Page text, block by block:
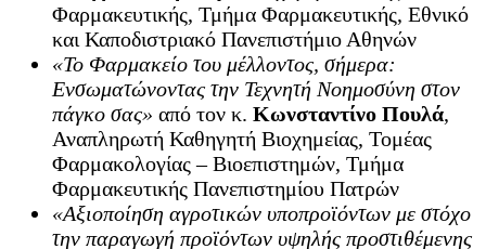
Φαρμακευτικής, Τμήμα Φαρμακευτικής, Εθνικό
και Καποδιστριακό Πανεπιστήμιο Αθηνών
«Το Φαρμακείο του μέλλοντος, σήμερα:
Ενσωματώνοντας την Τεχνητή Νοημοσύνη στον
πάγκο σας» από τον κ. Κωνσταντίνο Πουλά,
Αναπληρωτή Καθηγητή Βιοχημείας, Τομέας
Φαρμακολογίας – Βιοεπιστημών, Τμήμα
Φαρμακευτικής Πανεπιστημίου Πατρών
«Αξιοποίηση αγροτικών υποπροϊόντων με στόχο
την παραγωγή προϊόντων υψηλής προστιθέμενης